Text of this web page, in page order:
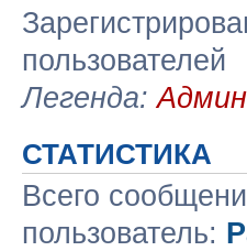
пользователей
Легенда:
СТАТИСТИКА
Всего
пользователь: